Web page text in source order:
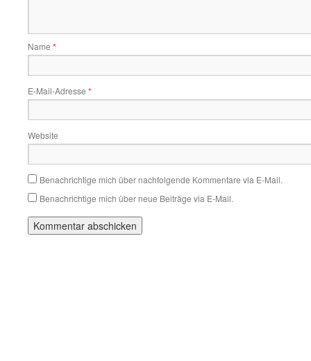
Name *
E-Mail-Adresse *
Website
Benachrichtige mich über nachfolgende Kommentare via E-Mail.
Benachrichtige mich über neue Beiträge via E-Mail.